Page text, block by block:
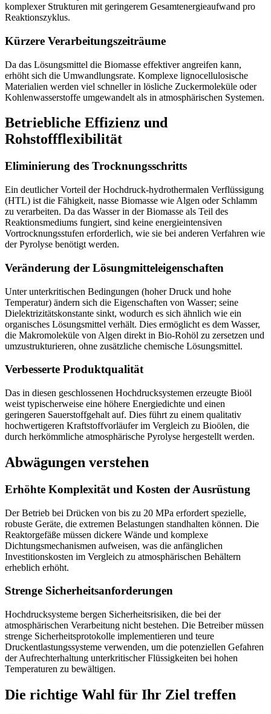
komplexer Strukturen mit geringerem Gesamtenergieaufwand pro
Reaktionszyklus.
Kürzere Verarbeitungszeiträume
Da das Lösungsmittel die Biomasse effektiver angreifen kann,
erhöht sich die Umwandlungsrate. Komplexe lignocellulosische
Materialien werden viel schneller in lösliche Zuckermoleküle oder
Kohlenwasserstoffe umgewandelt als in atmosphärischen Systemen.
Betriebliche Effizienz und
Rohstoffflexibilität
Eliminierung des Trocknungsschritts
Ein deutlicher Vorteil der Hochdruck-hydrothermalen Verflüssigung
(HTL) ist die Fähigkeit, nasse Biomasse wie Algen oder Schlamm
zu verarbeiten. Da das Wasser in der Biomasse als Teil des
Reaktionsmediums fungiert, sind keine energieintensiven
Vortrocknungsstufen erforderlich, wie sie bei anderen Verfahren wie
der Pyrolyse benötigt werden.
Veränderung der Lösungmitteleigenschaften
Unter unterkritischen Bedingungen (hoher Druck und hohe
Temperatur) ändern sich die Eigenschaften von Wasser; seine
Dielektrizitätskonstante sinkt, wodurch es sich ähnlich wie ein
organisches Lösungsmittel verhält. Dies ermöglicht es dem Wasser,
die Makromoleküle von Algen direkt in Bio-Rohöl zu zersetzen und
umzustrukturieren, ohne zusätzliche chemische Lösungsmittel.
Verbesserte Produktqualität
Das in diesen geschlossenen Hochdrucksystemen erzeugte Bioöl
weist typischerweise eine höhere Energiedichte und einen
geringeren Sauerstoffgehalt auf. Dies führt zu einem qualitativ
hochwertigeren Kraftstoffvorläufer im Vergleich zu Bioölen, die
durch herkömmliche atmosphärische Pyrolyse hergestellt werden.
Abwägungen verstehen
Erhöhte Komplexität und Kosten der Ausrüstung
Der Betrieb bei Drücken von bis zu 20 MPa erfordert spezielle,
robuste Geräte, die extremen Belastungen standhalten können. Die
Reaktorgefäße müssen dickere Wände und komplexe
Dichtungsmechanismen aufweisen, was die anfänglichen
Investitionskosten im Vergleich zu atmosphärischen Behältern
erheblich erhöht.
Strenge Sicherheitsanforderungen
Hochdrucksysteme bergen Sicherheitsrisiken, die bei der
atmosphärischen Verarbeitung nicht bestehen. Die Betreiber müssen
strenge Sicherheitsprotokolle implementieren und teure
Druckentlastungssysteme verwenden, um die potenziellen Gefahren
der Aufrechterhaltung unterkritischer Flüssigkeiten bei hohen
Temperaturen zu bewältigen.
Die richtige Wahl für Ihr Ziel treffen